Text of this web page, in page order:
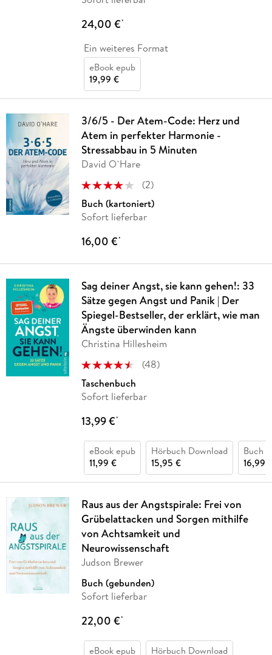
24,00 €*
Ein weiteres Format
eBook epub
19,99 €
3/6/5 - Der Atem-Code: Herz und
Atem in perfekter Harmonie -
Stressabbau in 5 Minuten
David O`Hare
(2)
Buch (kartoniert)
Sofort lieferbar
16,00 €*
Sag deiner Angst, sie kann gehen!: 33
Sätze gegen Angst und Panik | Der
Spiegel-Bestseller, der erklärt, wie man
Ängste überwinden kann
Christina Hillesheim
(48)
Taschenbuch
Sofort lieferbar
13,99 €*
eBook epub
11,99 €
Hörbuch Download
15,95 €
Buch
16,99
Raus aus der Angstspirale: Frei von
Grübelattacken und Sorgen mithilfe
von Achtsamkeit und
Neurowissenschaft
Judson Brewer
Buch (gebunden)
Sofort lieferbar
22,00 €*
eBook epub
Hörbuch Download